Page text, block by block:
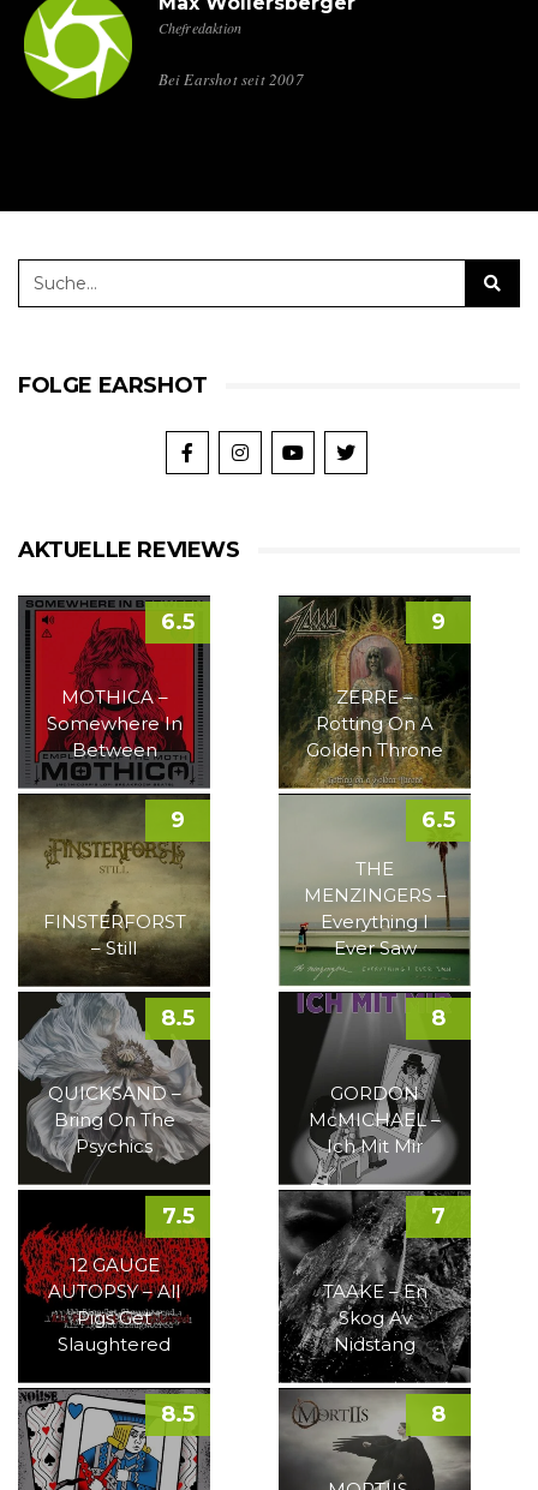
Chefredaktion
Bei Earshot seit 2007
FOLGE EARSHOT
AKTUELLE REVIEWS
MOTHICA –
Somewhere In
Between
6.5
ZERRE –
Rotting On A
Golden Throne
9
FINSTERFORST
– Still
9
THE
MENZINGERS –
Everything I
Ever Saw
6.5
QUICKSAND –
Bring On The
Psychics
8.5
GORDON
McMICHAEL –
Ich Mit Mir
8
12 GAUGE
AUTOPSY – All
Pigs Get
Slaughtered
7.5
TAAKE – En
Skog Av
Nidstang
7
8.5 8